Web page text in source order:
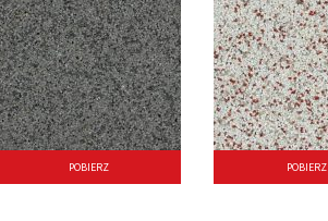
POBIERZ POBIERZ